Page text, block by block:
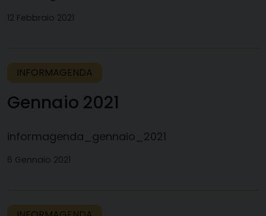
12 Febbraio 2021
INFORMAGENDA
Gennaio 2021
informagenda_gennaio_2021
6 Gennaio 2021